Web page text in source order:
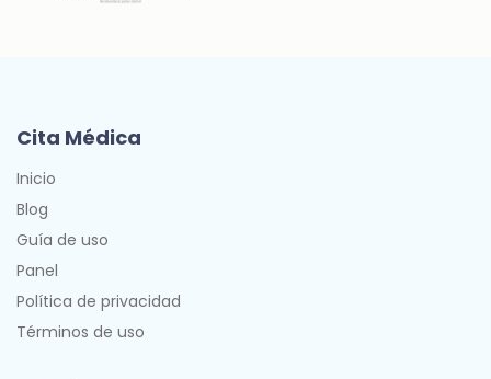
Cita Médica
Inicio
Blog
Guía de uso
Panel
Política de privacidad
Términos de uso